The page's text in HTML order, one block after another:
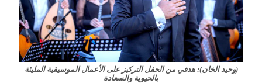
(وحيد الخان): هدفي من الحفل التركيز على الأعمال الموسيقية المليئة
بالحيوية والسعادة